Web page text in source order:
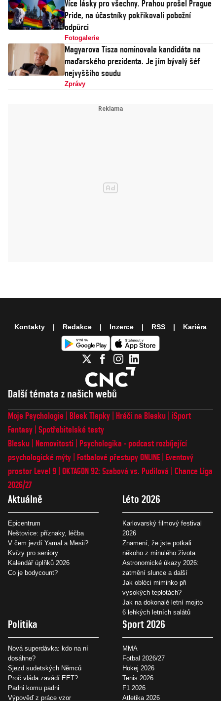
Více lásky pro všechny. Prahou prošel Prague
Pride, na účastníky pokřikovali pobožní
odpůrci
Fotogalerie
Magyarova Tisza nominovala kandidáta na
maďarského prezidenta. Je jím bývalý šéf
nejvyššího soudu
Zprávy
Další témata z našich webů
Moje Psychologie Blesk Tlapky Hráči na Blesku
iSport
Fantasy Spotřebitelské testy
Blesku
Nemovitosti
Psychologika - podcast rozbíjející
psychologické mýty
Fotbalové přestupy ONLINE
Eventový
prostor Level 9 OKTAGON 92: Szabová vs. Pudilová
Chance Liga
2026/27
Aktuálně
Epicentrum
Neštovice: příznaky, léčba
V čem jezdí Yamal a Mesii?
Kvízy pro seniory
Kalendář úplňků 2026
Co je bodycount?
Léto 2026
Karlovarský filmový festival
2026
Znamení, že jste potkali
někoho z minulého života
Astronomické úkazy 2026:
zatmění slunce a další
Jak obléci miminko při
vysokých teplotách?
Jak na dokonalé letní mojito
6 lehkých letních salátů
Politika
Nová superdávka: kdo na ní
dosáhne?
Sjezd sudetských Němců
Proč vláda zavádí EET?
Padni komu padni
Výpověď z práce vzor
Sport 2026
MMA
Fotbal 2026/27
Hokej 2026
Tenis 2026
F1 2026
Atletika 2026
Kontakty Redakce Inzerce RSS Kariéra